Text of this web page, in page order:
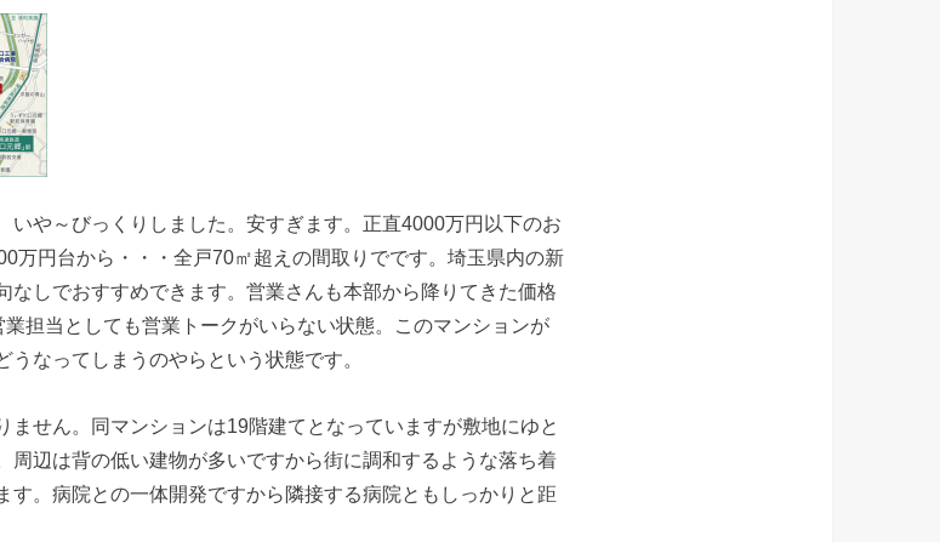
いや～びっくりしました。安すぎます。正直4000万円以下のお
万円台から・・・全戸70㎡超えの間取りでです。埼玉県内の新
なしでおすすめできます。営業さんも本部から降りてきた価格
担当としても営業トークがいらない状態。このマンションが
なってしまうのやらという状態です。
ません。同マンションは19階建てとなっていますが敷地にゆと
周辺は背の低い建物が多いですから街に調和するような落ち着
す。病院との一体開発ですから隣接する病院ともしっかりと距